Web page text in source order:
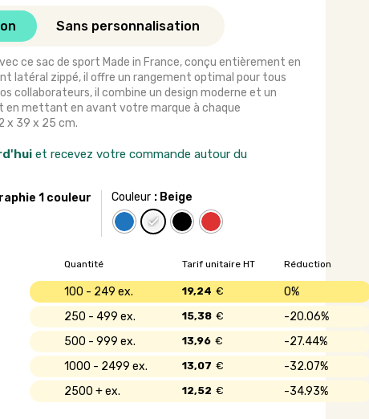
Sans personnalisation
ce sac de sport Made in France, conçu entièrement en
latéral zippé, il offre un rangement optimal pour tous
collaborateurs, il combine un design moderne et un
en mettant en avant votre marque à chaque
x 39 x 25 cm.
et recevez votre commande autour du
1 couleur Couleur : Beige
Quantité Réduction
Tarif unitaire HT
100 - 249 0%
19,24 €
250 - 499 20.06%
15,38 €
500 - 999 27.44%
13,96 €
1000 - 2499 32.07%
13,07 €
2500 + 34.93%
12,52 €